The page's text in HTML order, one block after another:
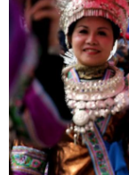
연예
생생 중국어